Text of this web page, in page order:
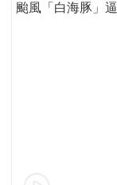
颱風「白海豚」